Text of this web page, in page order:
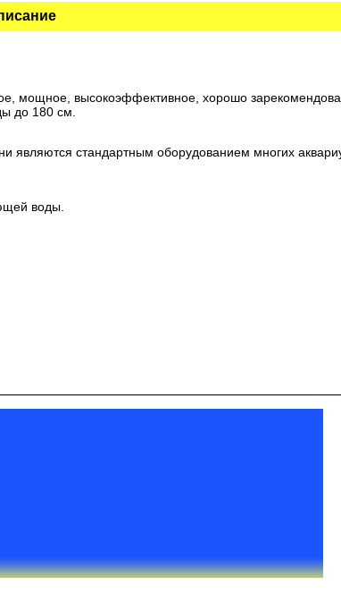
мощное, высокоэффективное, хорошо
до 180 см.
являются стандартным оборудованием многих
воды.